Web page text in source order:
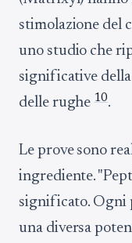
stimolazione del
uno studio che
significative
delle rughe10.
Le prove sono
ingrediente.
significato. Ogni
una diversa